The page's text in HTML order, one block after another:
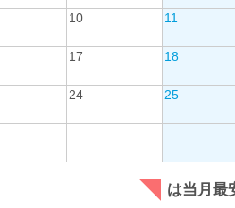
10 11
17 18
24 25
は当月最